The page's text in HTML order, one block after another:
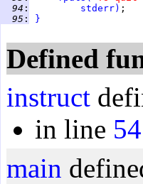
  94
: stderr)
  95
: }
Defined
instruct
in line 54
main